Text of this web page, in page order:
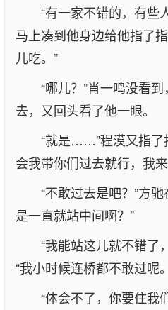
“有一家不错的，有些
马上凑到他身边给他指了
儿吃。”
“哪儿？”肖一鸣没看
去，又回头看了他一眼。
“就是……”程漠又指了
会我带你们过去就行，我
“不敢过去是吧？”方
是一直就站中间啊？”
“我能站这儿就不错了
“我小时候连桥都不敢过呢
“体会不了，你要住我